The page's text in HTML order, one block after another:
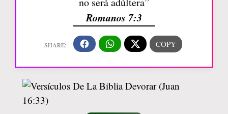
Romanos 7:3